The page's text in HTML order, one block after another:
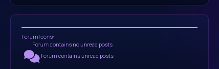
Forum Icons:
Forum contains no unread posts
Forum contains unread posts